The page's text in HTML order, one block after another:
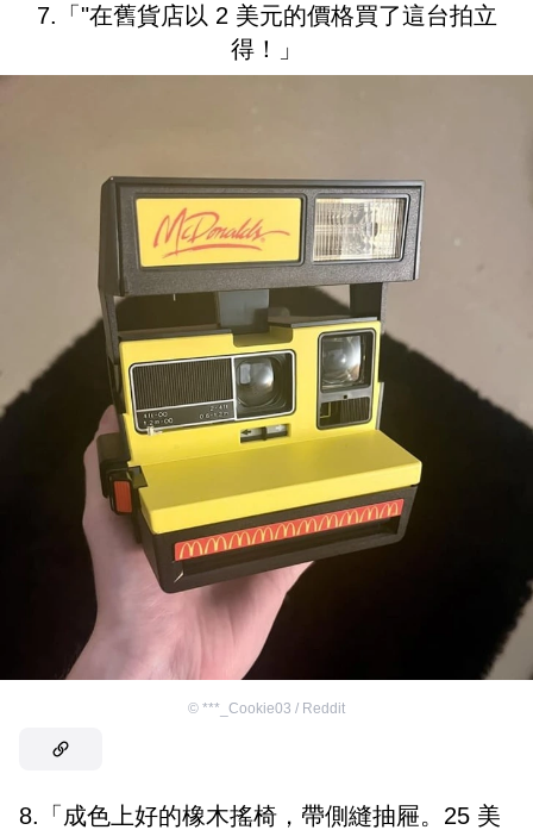
7.「"在舊貨店以 2 美元的價格買了這台拍立
得！」
© ***_Cookie03 / Reddit
8.「成色上好的橡木搖椅，帶側縫抽屜。25 美